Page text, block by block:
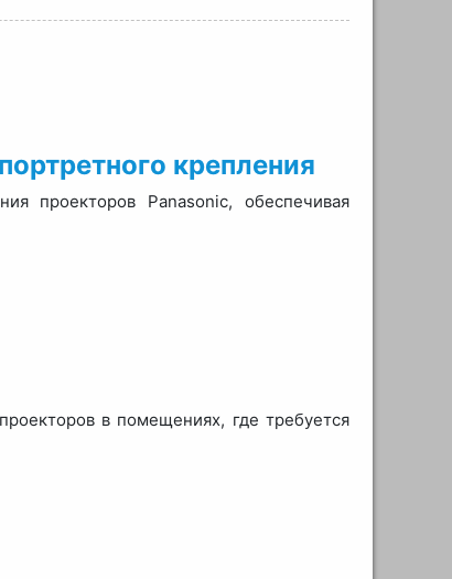
крепления
проекторов Panasonic, обеспечивая
в помещениях, где требуется